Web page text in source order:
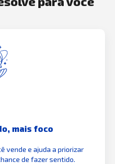
mais foco
vende e ajuda a priorizar
de fazer sentido.